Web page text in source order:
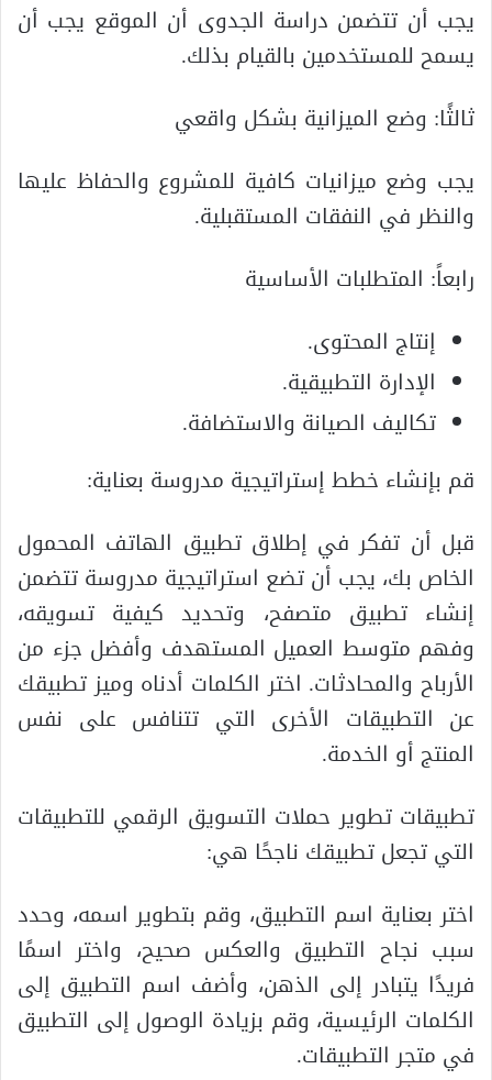
يجب أن تتضمن دراسة الجدوى أن الموقع يجب أن
يسمح للمستخدمين بالقيام بذلك.
ثالثًا: وضع الميزانية بشكل واقعي
يجب وضع ميزانيات كافية للمشروع والحفاظ عليها
والنظر في النفقات المستقبلية.
رابعاً: المتطلبات الأساسية
إنتاج المحتوى.
الإدارة التطبيقية.
تكاليف الصيانة والاستضافة.
قم بإنشاء خطط إستراتيجية مدروسة بعناية:
قبل أن تفكر في إطلاق تطبيق الهاتف المحمول
الخاص بك، يجب أن تضع استراتيجية مدروسة تتضمن
إنشاء تطبيق متصفح، وتحديد كيفية تسويقه،
وفهم متوسط ​​العميل المستهدف وأفضل جزء من
الأرباح والمحادثات. اختر الكلمات أدناه وميز تطبيقك
عن التطبيقات الأخرى التي تتنافس على نفس
المنتج أو الخدمة.
تطبيقات تطوير حملات التسويق الرقمي للتطبيقات
التي تجعل تطبيقك ناجحًا هي:
اختر بعناية اسم التطبيق، وقم بتطوير اسمه، وحدد
سبب نجاح التطبيق والعكس صحيح، واختر اسمًا
فريدًا يتبادر إلى الذهن، وأضف اسم التطبيق إلى
الكلمات الرئيسية، وقم بزيادة الوصول إلى التطبيق
في متجر التطبيقات.